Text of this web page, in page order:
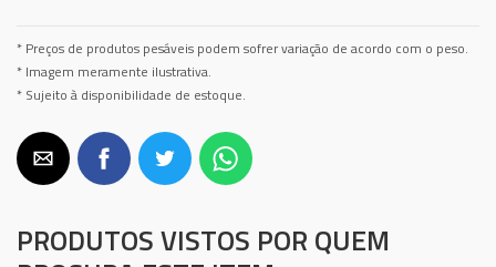
* Preços de produtos pesáveis podem sofrer variação de acordo com o peso.
* Imagem meramente ilustrativa.
* Sujeito à disponibilidade de estoque.
PRODUTOS VISTOS POR QUEM